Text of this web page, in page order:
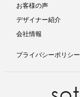
お客様の声
デザイナー紹介
会社情報
プライバシーポリシー